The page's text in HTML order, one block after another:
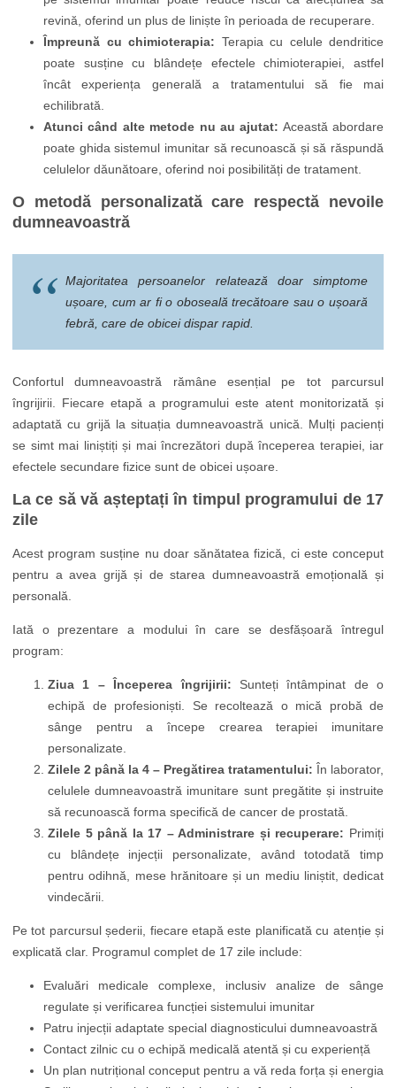
revină, oferind un plus de liniște în perioada de recuperare.
Împreună cu chimioterapia: Terapia cu celule dendritice
poate susține cu blândețe efectele chimioterapiei, astfel
încât experiența generală a tratamentului să fie mai
echilibrată.
Atunci când alte metode nu au ajutat: Această abordare
poate ghida sistemul imunitar să recunoască și să răspundă
celulelor dăunătoare, oferind noi posibilități de tratament.
O metodă personalizată care respectă nevoile
dumneavoastră
Majoritatea persoanelor relatează doar simptome
ușoare, cum ar fi o oboseală trecătoare sau o ușoară
febră, care de obicei dispar rapid.
Confortul dumneavoastră rămâne esențial pe tot parcursul
îngrijirii. Fiecare etapă a programului este atent monitorizată și
adaptată cu grijă la situația dumneavoastră unică. Mulți pacienți
se simt mai liniștiți și mai încrezători după începerea terapiei, iar
efectele secundare fizice sunt de obicei ușoare.
La ce să vă așteptați în timpul programului de 17
zile
Acest program susține nu doar sănătatea fizică, ci este conceput
pentru a avea grijă și de starea dumneavoastră emoțională și
personală.
Iată o prezentare a modului în care se desfășoară întregul
program:
Ziua 1 – Începerea îngrijirii: Sunteți întâmpinat de o
echipă de profesioniști. Se recoltează o mică probă de
sânge pentru a începe crearea terapiei imunitare
personalizate.
Zilele 2 până la 4 – Pregătirea tratamentului: În laborator,
celulele dumneavoastră imunitare sunt pregătite și instruite
să recunoască forma specifică de cancer de prostată.
Zilele 5 până la 17 – Administrare și recuperare: Primiți
cu blândețe injecții personalizate, având totodată timp
pentru odihnă, mese hrănitoare și un mediu liniștit, dedicat
vindecării.
Pe tot parcursul șederii, fiecare etapă este planificată cu atenție și
explicată clar. Programul complet de 17 zile include:
Evaluări medicale complexe, inclusiv analize de sânge
regulate și verificarea funcției sistemului imunitar
Patru injecții adaptate special diagnosticului dumneavoastră
Contact zilnic cu o echipă medicală atentă și cu experiență
Un plan nutrițional conceput pentru a vă reda forța și energia